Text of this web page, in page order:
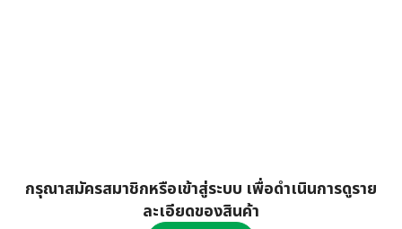
กรุณาสมัครสมาชิกหรือเข้าสู่ระบบ เพื่อดำเนินการดูราย
ละเอียดของสินค้า